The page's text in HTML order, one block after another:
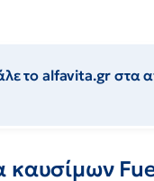
το alfavita.gr στα
καυσίμων